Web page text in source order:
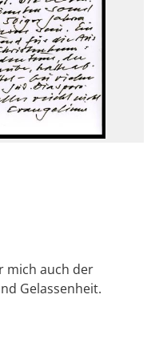
mich auch der
Gelassenheit.